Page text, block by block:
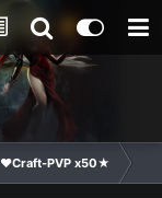
❤Craft-PVP x50★